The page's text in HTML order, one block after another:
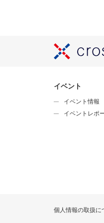
イベント
イベント情報
イベントレポ
個人情報の取扱に